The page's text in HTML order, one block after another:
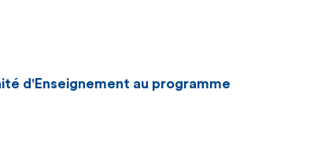
d'Enseignement au programme